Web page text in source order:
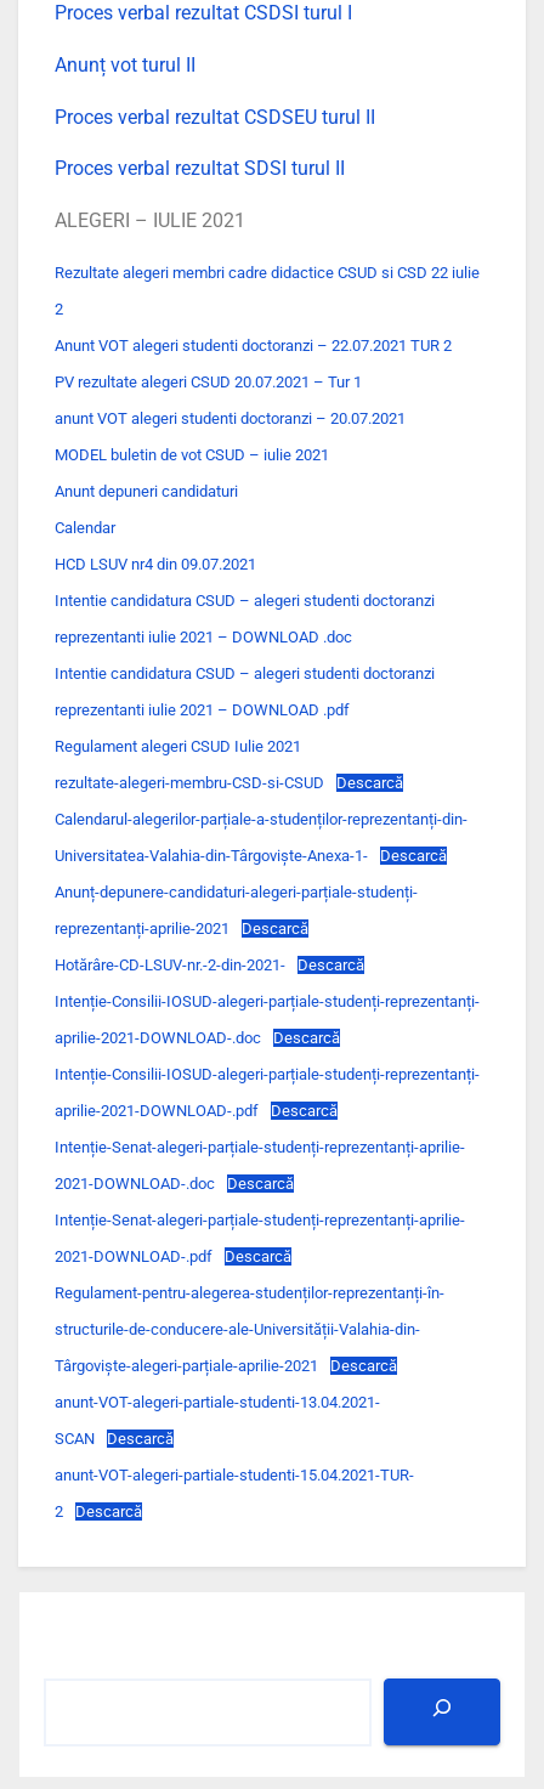
Proces verbal rezultat CSDSI turul I
Anunț vot turul II
Proces verbal rezultat CSDSEU turul II
Proces verbal rezultat SDSI turul II
ALEGERI – IULIE 2021
Rezultate alegeri membri cadre didactice CSUD si CSD 22 iulie
2
Anunt VOT alegeri studenti doctoranzi – 22.07.2021 TUR 2
PV rezultate alegeri CSUD 20.07.2021 – Tur 1
anunt VOT alegeri studenti doctoranzi – 20.07.2021
MODEL buletin de vot CSUD – iulie 2021
Anunt depuneri candidaturi
Calendar
HCD LSUV nr4 din 09.07.2021
Intentie candidatura CSUD – alegeri studenti doctoranzi
reprezentanti iulie 2021 – DOWNLOAD .doc
Intentie candidatura CSUD – alegeri studenti doctoranzi
reprezentanti iulie 2021 – DOWNLOAD .pdf
Regulament alegeri CSUD Iulie 2021
rezultate-alegeri-membru-CSD-si-CSUD
Descarcă
Calendarul-alegerilor-parțiale-a-studenților-reprezentanți-din-
Universitatea-Valahia-din-Târgoviște-Anexa-1-
Descarcă
Anunț-depunere-candidaturi-alegeri-parțiale-studenți-
reprezentanți-aprilie-2021
Descarcă
Hotărâre-CD-LSUV-nr.-2-din-2021-
Descarcă
Intenție-Consilii-IOSUD-alegeri-parțiale-studenți-reprezentanți-
aprilie-2021-DOWNLOAD-.doc
Descarcă
Intenție-Consilii-IOSUD-alegeri-parțiale-studenți-reprezentanți-
aprilie-2021-DOWNLOAD-.pdf
Descarcă
Intenție-Senat-alegeri-parțiale-studenți-reprezentanți-aprilie-
2021-DOWNLOAD-.doc
Descarcă
Intenție-Senat-alegeri-parțiale-studenți-reprezentanți-aprilie-
2021-DOWNLOAD-.pdf
Descarcă
Regulament-pentru-alegerea-studenților-reprezentanți-în-
structurile-de-conducere-ale-Universității-Valahia-din-
Târgoviște-alegeri-parțiale-aprilie-2021
Descarcă
anunt-VOT-alegeri-partiale-studenti-13.04.2021-
SCAN
Descarcă
anunt-VOT-alegeri-partiale-studenti-15.04.2021-TUR-
2
Descarcă